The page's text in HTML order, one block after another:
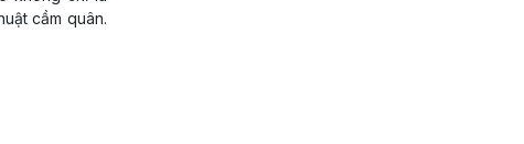
cầm quân.